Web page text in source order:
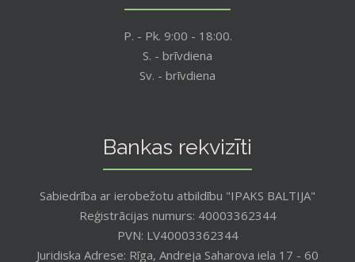
P. - Pk. 9:00 - 18:00.
S. - brīvdiena
Sv. - brīvdiena
Bankas rekvizīti
Sabiedrība ar ierobežotu atbildību "IPAKS BALTIJA"
Reģistrācijas numurs: 40003362344
PVN: LV40003362344
Juridiska Adrese: Rīga, Andreja Saharova iela 17 - 60